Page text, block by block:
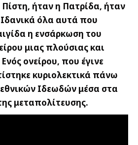
ήταν η Πατρίδα, ήταν
όλα αυτά που
η ενσάρκωση του
μιας πλούσιας και
ονείρου, που έγινε
κυριολεκτικά πάνω
Ιδεωδών μέσα στα
μεταπολίτευσης.